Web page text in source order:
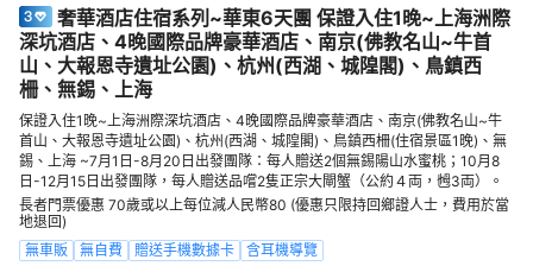
奢華酒店住宿系列~華東6天團 保證入住1晚~上海洲際
深坑酒店、4晚國際品牌豪華酒店、南京(佛教名山~牛首
山、大報恩寺遺址公園)、杭州(西湖、城隍閣)、鳥鎮西
柵、無錫、上海
保證入住1晚~上海洲際深坑酒店、4晚國際品牌豪華酒店、南京(佛教名山~牛
首山、大報恩寺遺址公園)、杭州(西湖、城隍閣)、鳥鎮西柵(住宿景區1晚)、無
錫、上海 ~7月1日-8月20日出發團隊：每人贈送2個無錫陽山水蜜桃；10月8
日-12月15日出發團隊，每人贈送品嚐2隻正宗大閘蟹（公約４両，乸3両）。
長者門票優惠 70歲或以上每位減人民幣80 (優惠只限持回鄉證人士，費用於當
地退回)
無車販
無自費 贈送手機數據卡 含耳機導覽